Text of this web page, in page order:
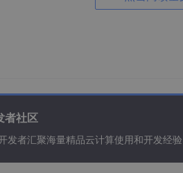
者社区
发者汇聚海量精品云计算使用和开发经